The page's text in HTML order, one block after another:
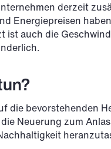
derzeit
Energiepreisen
ist auch die
die bevorstehenden
Neuerung zum